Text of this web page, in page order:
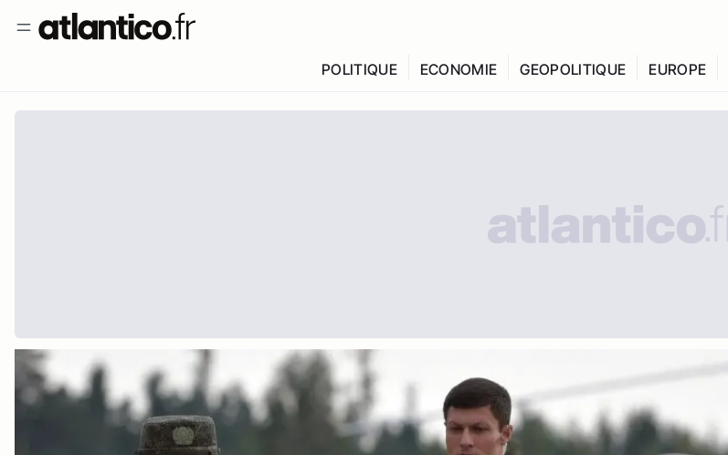
POLITIQUE ECONOMIE GEOPOLITIQUE EUROPE